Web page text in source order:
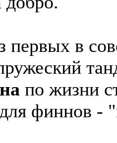
первых в
по жизни
для финнов -